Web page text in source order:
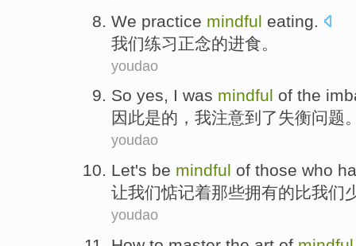
We practice mindful eating
我们练习正念的进食 。
youdao
So yes, I was mindful of the
因此是的 ， 我注意到了失衡问题
youdao
Let's be mindful of those who
让我们惦记着那些拥有的比我们
youdao